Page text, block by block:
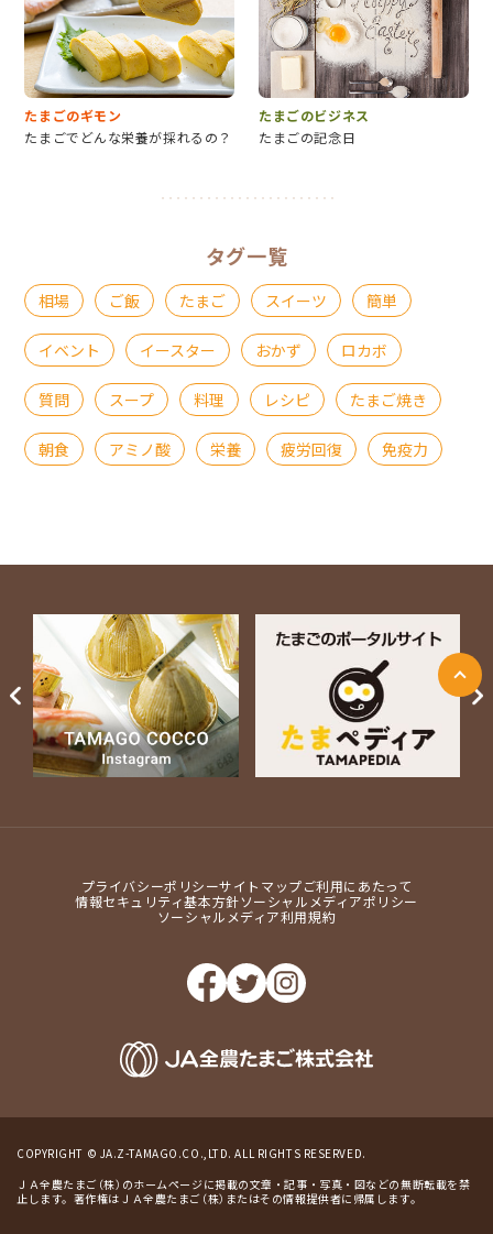
たまごのギモン
たまごでどんな栄養が採れるの？
たまごのビジネス
たまごの記念日
タグ一覧
相場 ご飯 たまご スイーツ 簡単
イベント イースター おかず ロカボ
質問 スープ 料理 レシピ たまご焼き
朝食 アミノ酸 栄養 疲労回復 免疫力
プライバシーポリシーサイトマップご利用にあたって
情報セキュリティ基本方針ソーシャルメディアポリシー
ソーシャルメディア利用規約
COPYRIGHT © JA.Z-TAMAGO.CO.,LTD. ALL RIGHTS RESERVED.
ＪＡ全農たまご（株）のホームページに掲載の文章・記事・写真・図などの無断転載を禁
止します。著作権はＪＡ全農たまご（株）またはその情報提供者に帰属します。
ージ上部に戻る